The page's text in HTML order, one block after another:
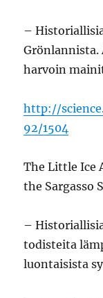
–
Grönlannista.
harvoin
http://
92/1504
The Little Ice
the Sargasso
–
todisteita
luontaisista